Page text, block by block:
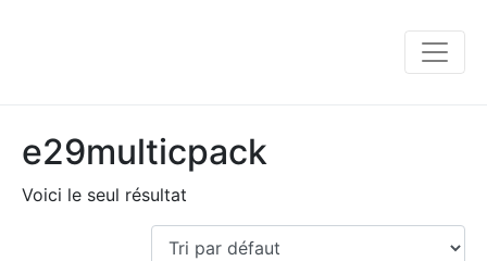
e29multicpack
Voici le seul résultat